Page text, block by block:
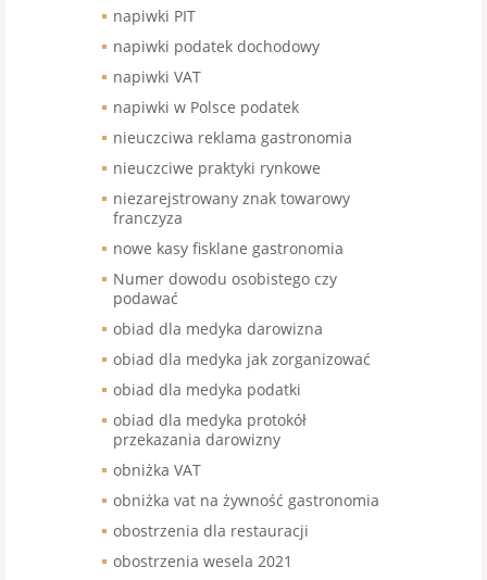
napiwki PIT
napiwki podatek dochodowy
napiwki VAT
napiwki w Polsce podatek
nieuczciwa reklama gastronomia
nieuczciwe praktyki rynkowe
niezarejstrowany znak towarowy
franczyza
nowe kasy fisklane gastronomia
Numer dowodu osobistego czy
podawać
obiad dla medyka darowizna
obiad dla medyka jak zorganizować
obiad dla medyka podatki
obiad dla medyka protokół
przekazania darowizny
obniżka VAT
obniżka vat na żywność gastronomia
obostrzenia dla restauracji
obostrzenia wesela 2021